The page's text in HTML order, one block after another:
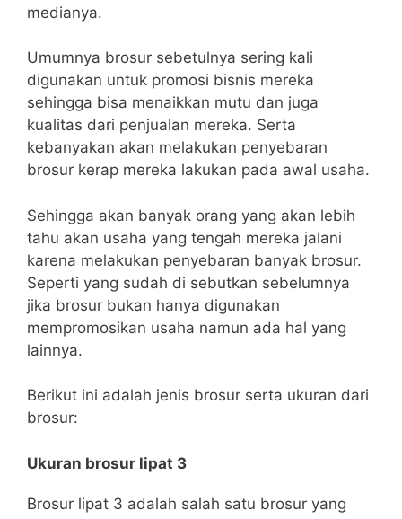
medianya.
Umumnya brosur sebetulnya sering kali
digunakan untuk promosi bisnis mereka
sehingga bisa menaikkan mutu dan juga
kualitas dari penjualan mereka. Serta
kebanyakan akan melakukan penyebaran
brosur kerap mereka lakukan pada awal usaha.
Sehingga akan banyak orang yang akan lebih
tahu akan usaha yang tengah mereka jalani
karena melakukan penyebaran banyak brosur.
Seperti yang sudah di sebutkan sebelumnya
jika brosur bukan hanya digunakan
mempromosikan usaha namun ada hal yang
lainnya.
Berikut ini adalah jenis brosur serta ukuran dari
brosur:
Ukuran brosur lipat 3
Brosur lipat 3 adalah salah satu brosur yang